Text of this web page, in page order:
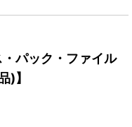
・パック・ファイル
)】